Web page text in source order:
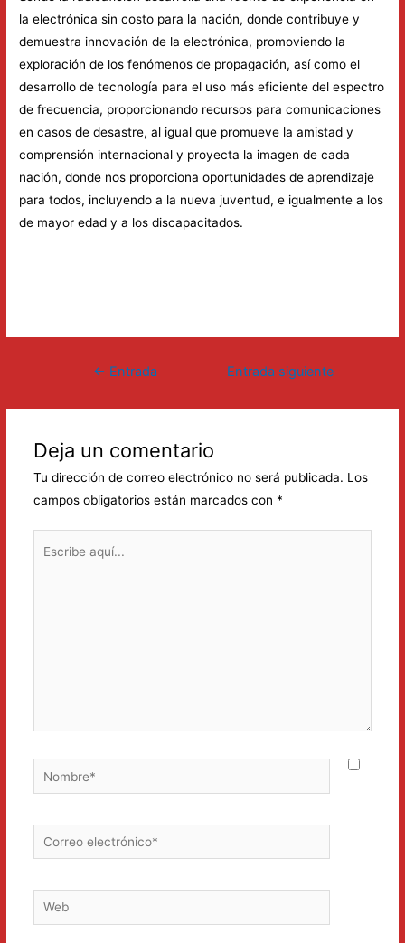
la electrónica sin costo para la nación, donde contribuye y
demuestra innovación de la electrónica, promoviendo la
exploración de los fenómenos de propagación, así como el
desarrollo de tecnología para el uso más eficiente del espectro
de frecuencia, proporcionando recursos para comunicaciones
en casos de desastre, al igual que promueve la amistad y
comprensión internacional y proyecta la imagen de cada
nación, donde nos proporciona oportunidades de aprendizaje
para todos, incluyendo a la nueva juventud, e igualmente a los
de mayor edad y a los discapacitados.
Navegación
entradas
← Entrada
Entrada siguiente
Deja un comentario
Tu dirección de correo electrónico no será publicada. Los
campos obligatorios están marcados con *
Nombre*
Correo
electrónico*
Web